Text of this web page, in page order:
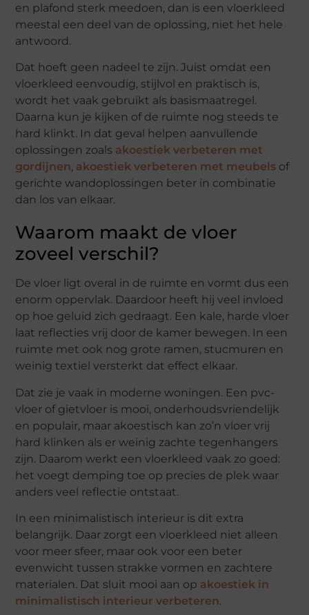
en plafond sterk meedoen, dan is een vloerkleed
meestal een deel van de oplossing, niet het hele
antwoord.
Dat hoeft geen nadeel te zijn. Juist omdat een
vloerkleed eenvoudig, stijlvol en praktisch is,
wordt het vaak gebruikt als basismaatregel.
Daarna kun je kijken of de ruimte nog steeds te
hard klinkt. In dat geval helpen aanvullende
oplossingen zoals akoestiek verbeteren met
gordijnen, akoestiek verbeteren met meubels of
gerichte wandoplossingen beter in combinatie
dan los van elkaar.
Waarom maakt de vloer
zoveel verschil?
De vloer ligt overal in de ruimte en vormt dus een
enorm oppervlak. Daardoor heeft hij veel invloed
op hoe geluid zich gedraagt. Een kale, harde vloer
laat reflecties vrij door de kamer bewegen. In een
ruimte met ook nog grote ramen, stucmuren en
weinig textiel versterkt dat effect elkaar.
Dat zie je vaak in moderne woningen. Een pvc-
vloer of gietvloer is mooi, onderhoudsvriendelijk
en populair, maar akoestisch kan zo’n vloer vrij
hard klinken als er weinig zachte tegenhangers
zijn. Daarom werkt een vloerkleed vaak zo goed:
het voegt demping toe op precies de plek waar
anders veel reflectie ontstaat.
In een minimalistisch interieur is dit extra
belangrijk. Daar zorgt een vloerkleed niet alleen
voor meer sfeer, maar ook voor een beter
evenwicht tussen strakke vormen en zachtere
materialen. Dat sluit mooi aan op akoestiek in
minimalistisch interieur verbeteren.